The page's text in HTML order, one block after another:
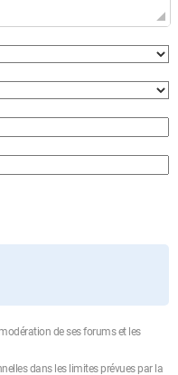
de ses forums et les
dans les limites prévues par la